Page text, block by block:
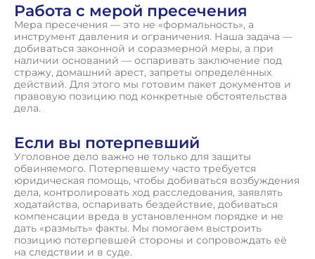
Работа с мерой пресечения
Мера пресечения — это не «формальность», а
инструмент давления и ограничения. Наша задача —
добиваться законной и соразмерной меры, а при
наличии оснований — оспаривать заключение под
стражу, домашний арест, запреты определённых
действий. Для этого мы готовим пакет документов и
правовую позицию под конкретные обстоятельства
дела.
Если вы потерпевший
Уголовное дело важно не только для защиты
обвиняемого. Потерпевшему часто требуется
юридическая помощь, чтобы добиваться возбуждения
дела, контролировать ход расследования, заявлять
ходатайства, оспаривать бездействие, добиваться
компенсации вреда в установленном порядке и не
дать «размыть» факты. Мы помогаем выстроить
позицию потерпевшей стороны и сопровождать её
на следствии и в суде.